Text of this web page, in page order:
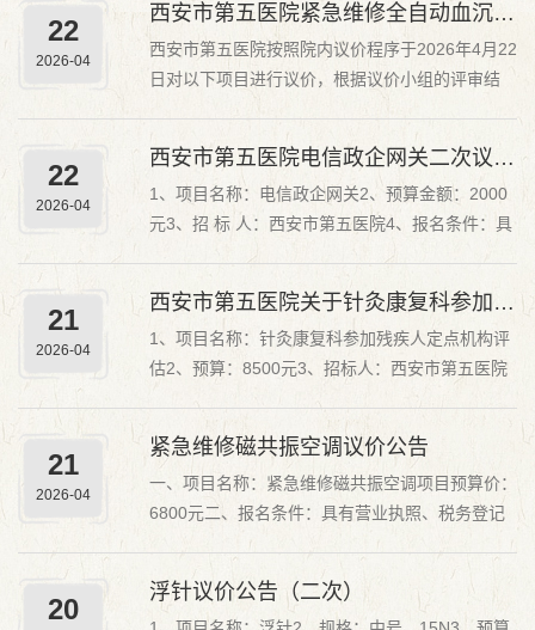
如家”主题活动方案文件要求工会举办提升职业形
象的肖像照拍摄、“科室全家福”活动，现对拍摄服
务...
22
2026-04
西安市第五医院紧急维修全自动血沉仪、紧急购置氧气减压表、紧急维修下肢康复运动器等设备议价项目...
西安市第五医院按照院内议价程序于2026年4月22
日对以下项目进行议价，根据议价小组的评审结
有限公司中标单价：480元二、项目名称：紧急购
置氧气减压表项目中标单位：西安信升元科技有限
公司中标单价...
22
2026-04
西安市第五医院电信政企网关二次议价公告
1、项目名称：电信政企网关2、预算金额：2000
元3、招 标 人：西安市第五医院4、报名条件：具
明、社会保障资金缴纳证明。5、报名地点：西安
市第五医院西院行政楼三楼信息科6、联系人：王
怡 联系电...
21
2026-04
西安市第五医院关于针灸康复科参加莲湖区残疾人定点康复服务机构中期绩效评估二次议价的公告
1、项目名称：针灸康复科参加残疾人定点机构评
估2、预算：8500元3、招标人：西安市第五医院
证、税收缴纳证明、社会保障资金缴纳证明。以上
资质为必备资质，若有一项不具备视为无效投标。
5、报名地点：...
21
2026-04
紧急维修磁共振空调议价公告
一、项目名称：紧急维修磁共振空调项目预算价：
6800元二、报名条件：具有营业执照、税务登记
证、组织代码证（或三证合一的营业执照）、银行
章）、税收缴纳证明、社会保障资金缴纳证明（提
20
浮针议价公告（二次）